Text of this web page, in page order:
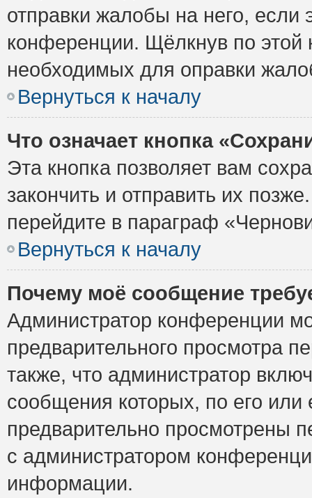
отправки жалобы на него,
конференции. Щёлкнув по этой
необходимых для оправки
Вернуться к началу
Что означает кнопка
Эта кнопка позволяет вам
закончить и отправить их
перейдите в параграф
Вернуться к началу
Почему моё сообщение
Администратор конференции
предварительного просмотра
также, что администратор
сообщения которых, по его
предварительно просмотрены
с администратором
информации.